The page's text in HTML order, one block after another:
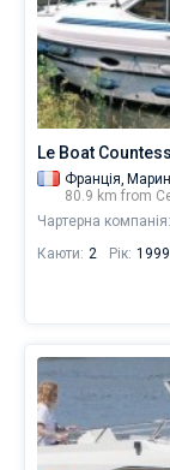
Le Boat
Франція,
80.9 km from
Чартерна компанія:
Каюти: 2 Рік: 1999